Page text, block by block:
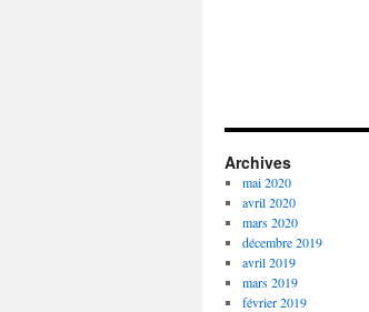
Archives
mai 2020
avril 2020
mars 2020
décembre 2019
avril 2019
mars 2019
février 2019